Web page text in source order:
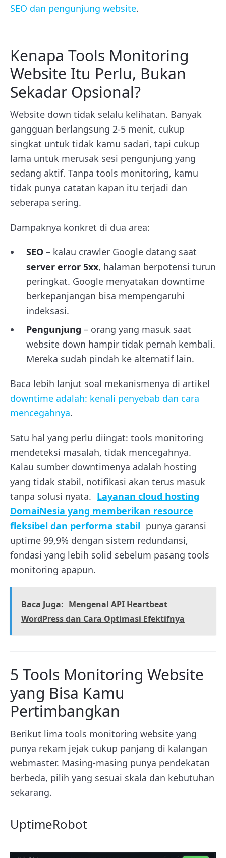
SEO dan pengunjung website.
Kenapa Tools Monitoring
Website Itu Perlu, Bukan
Sekadar Opsional?
Website down tidak selalu kelihatan. Banyak
gangguan berlangsung 2-5 menit, cukup
singkat untuk tidak kamu sadari, tapi cukup
lama untuk merusak sesi pengunjung yang
sedang aktif. Tanpa tools monitoring, kamu
tidak punya catatan kapan itu terjadi dan
seberapa sering.
Dampaknya konkret di dua area:
SEO – kalau crawler Google datang saat
server error 5xx, halaman berpotensi turun
peringkat. Google menyatakan downtime
berkepanjangan bisa mempengaruhi
indeksasi.
Pengunjung – orang yang masuk saat
website down hampir tidak pernah kembali.
Mereka sudah pindah ke alternatif lain.
Baca lebih lanjut soal mekanismenya di artikel
downtime adalah: kenali penyebab dan cara
mencegahnya.
Satu hal yang perlu diingat: tools monitoring
mendeteksi masalah, tidak mencegahnya.
Kalau sumber downtimenya adalah hosting
yang tidak stabil, notifikasi akan terus masuk
tanpa solusi nyata. Layanan cloud hosting
DomaiNesia yang memberikan resource
fleksibel dan performa stabil punya garansi
uptime 99,9% dengan sistem redundansi,
fondasi yang lebih solid sebelum pasang tools
monitoring apapun.
Baca Juga: Mengenal API Heartbeat
WordPress dan Cara Optimasi Efektifnya
5 Tools Monitoring Website
yang Bisa Kamu
Pertimbangkan
Berikut lima tools monitoring website yang
punya rekam jejak cukup panjang di kalangan
webmaster. Masing-masing punya pendekatan
berbeda, pilih yang sesuai skala dan kebutuhan
sekarang.
UptimeRobot